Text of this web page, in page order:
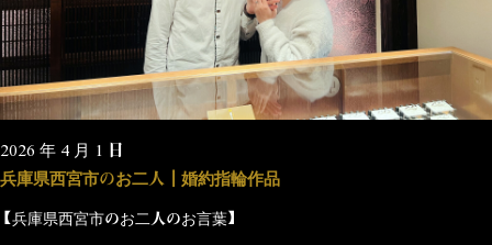
2026 年 4 月 1 日
兵庫県西宮市のお二人┃婚約指輪作品
【兵庫県西宮市のお二人のお言葉】